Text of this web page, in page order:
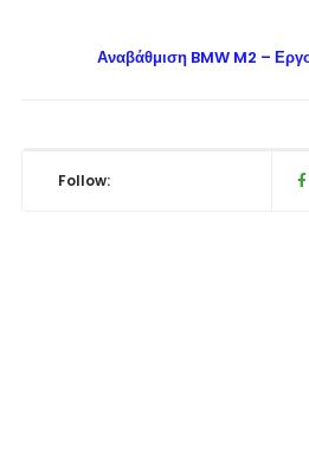
Αναβάθμιση BMW M2 –
Follow: